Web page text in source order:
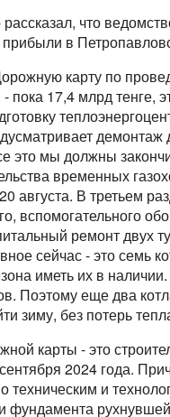
рассказал, что
в
карту по
17,4 млрд тенге,
мы должны
временных
августа. В третьем
вспомогательного
ремонт двух
сейчас - это семь
иметь их в
Поэтому еще два
зиму, без потерь
карты - это
2024 года.
техническим и
фундамента